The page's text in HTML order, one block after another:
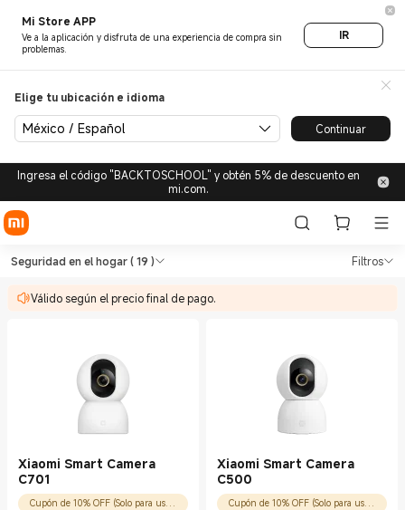
Mi Store APP
Ve a la aplicación y disfruta de una experiencia de compra sin
problemas.
IR
Elige tu ubicación e idioma
México / Español Continuar
Ingresa el código "BACKTOSCHOOL" y obtén 5% de descuento en
mi.com.
Compra Seguridad en el
Seguridad en el hogar( 19 ) Filtros
Válido según el precio final de pago.
Compra Seguridad en el hogar en la
Xiaomi Smart Camera
C701
Cupón de 10% OFF (Solo para usuarios nuevos)
Xiaomi Smart Camera
C500
Cupón de 10% OFF (Solo para usuarios nuevos)